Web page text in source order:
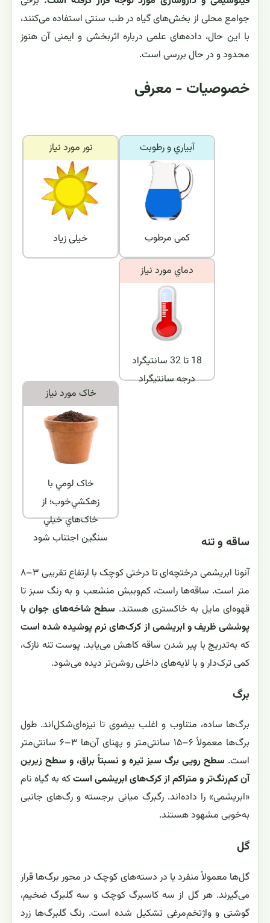
جوامع محلی از بخش‌های گیاه در طب سنتی استفاده می‌کنند،
با این حال، داده‌های علمی درباره اثربخشی و ایمنی آن هنوز
محدود و در حال بررسی است.
خصوصیات - معرفی
نور مورد نياز
خیلی زیاد
آبياري و رطوبت
کمی مرطوب
دماي مورد نياز
18 تا 32 سانتيگراد
درجه سانتیگراد
خاک مورد نياز
خاک لومي با
زهکشي‌خوب؛ از
خاک‌هاي خيلي
سنگين اجتناب شود
ساقه و تنه
آنونا ابریشمی درختچه‌ای تا درختی کوچک با ارتفاع تقریبی ۳–۸
متر است. ساقه‌ها راست، کم‌وبیش منشعب و به رنگ سبز تا
قهوه‌ای مایل به خاکستری هستند. سطح شاخه‌های جوان با
پوششی ظریف و ابریشمی از کرک‌های نرم پوشیده شده است
که به‌تدریج با پیر شدن ساقه کاهش می‌یابد. پوست تنه نازک،
کمی ترک‌دار و با لایه‌های داخلی روشن‌تر دیده می‌شود.
برگ
برگ‌ها ساده، متناوب و اغلب بیضوی تا نیزه‌ای‌شکل‌اند. طول
برگ‌ها معمولاً ۶–۱۵ سانتی‌متر و پهنای آن‌ها ۳–۶ سانتی‌متر
است. سطح رویی برگ سبز تیره و نسبتاً براق، و سطح زیرین
آن کم‌رنگ‌تر و متراکم از کرک‌های ابریشمی استکه به گیاه نام
«ابریشمی» را داده‌اند. رگبرگ میانی برجسته و رگ‌های جانبی
به‌خوبی مشهود هستند.
گل
گل‌ها معمولاً منفرد یا در دسته‌های کوچک در محور برگ‌ها قرار
می‌گیرند. هر گل از سه کاسبرگ کوچک و سه گلبرگ ضخیم،
گوشتی و واژتخم‌مرغی تشکیل شده است. رنگ گلبرگ‌ها زرد